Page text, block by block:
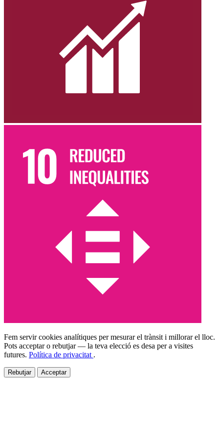
Fem servir cookies analítiques per mesurar el trànsit i millorar el lloc.
Pots acceptar o rebutjar — la teva elecció es desa per a visites
futures. Política de privacitat .
Rebutjar Acceptar